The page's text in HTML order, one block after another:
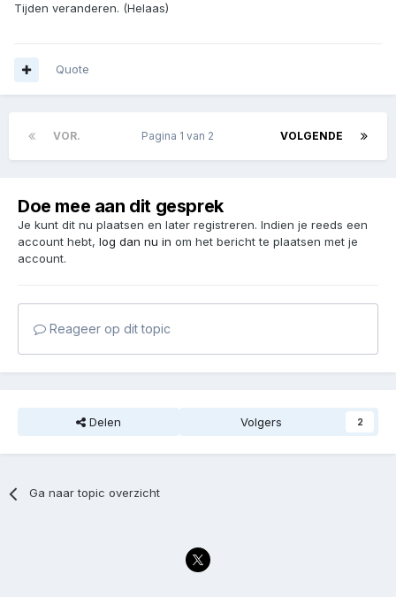
Tijden veranderen. (Helaas)
Quote
VOR. VOLGENDE
Pagina 1 van 2
Doe mee aan dit gesprek
Je kunt dit nu plaatsen en later registreren. Indien je reeds een
account hebt, log dan nu in om het bericht te plaatsen met je
account.
Reageer op dit topic
Delen Volgers 2
Ga naar topic overzicht